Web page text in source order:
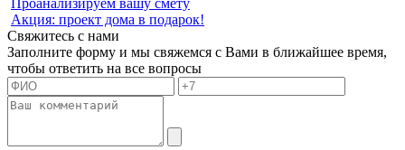
Акция: проект дома в подарок!
Свяжитесь с нами
Заполните форму и мы свяжемся с Вами в ближайшее время,
чтобы ответить на все вопросы